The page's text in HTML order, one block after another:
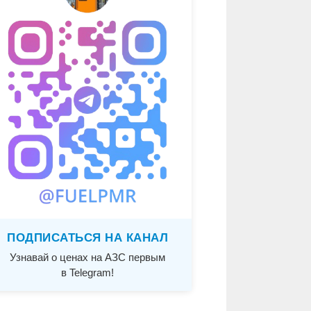
ПОДПИСАТЬСЯ НА КАНАЛ
Узнавай о ценах на АЗС первым
в Telegram!